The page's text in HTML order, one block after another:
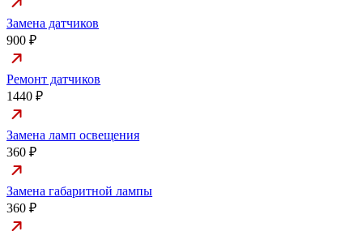
Замена датчиков
900 ₽
Ремонт датчиков
1440 ₽
Замена ламп освещения
360 ₽
Замена габаритной лампы
360 ₽